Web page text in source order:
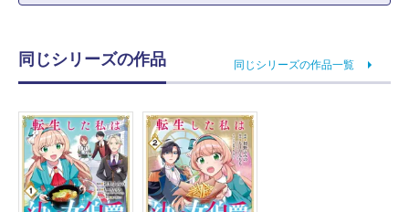
同じシリーズの作品 同じシリーズの作品一覧